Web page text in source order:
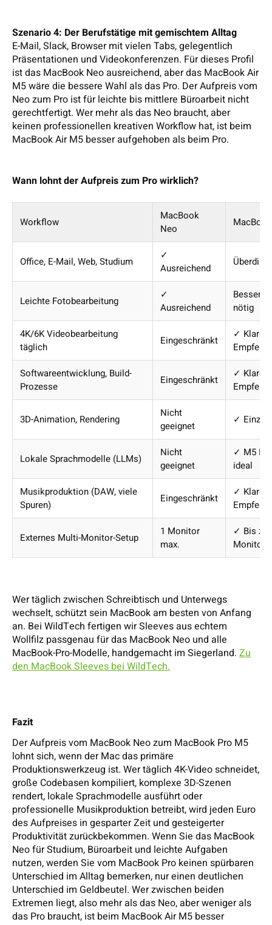
Szenario 4: Der Berufstätige mit gemischtem Alltag
E-Mail, Slack, Browser mit vielen Tabs, gelegentlich
Präsentationen und Videokonferenzen. Für dieses Profil
ist das MacBook Neo ausreichend, aber das MacBook Air
M5 wäre die bessere Wahl als das Pro. Der Aufpreis vom
Neo zum Pro ist für leichte bis mittlere Büroarbeit nicht
gerechtfertigt. Wer mehr als das Neo braucht, aber
keinen professionellen kreativen Workflow hat, ist beim
MacBook Air M5 besser aufgehoben als beim Pro.
Wann lohnt der Aufpreis zum Pro wirklich?
Workflow
MacBook
Neo
Office, E-Mail, Web, Studium
✓
Ausreichend
Leichte Fotobearbeitung
✓
Ausreichend
Besser,
nötig
4K/6K Videobearbeitung
täglich
Eingeschränkt
✓ Klare
Softwareentwicklung, Build-
Prozesse
Eingeschränkt
✓ Klare
3D-Animation, Rendering
Nicht
geeignet
✓
Lokale Sprachmodelle (LLMs)
Nicht
geeignet
✓ M5
ideal
Musikproduktion (DAW, viele
Spuren)
Eingeschränkt
✓ Klare
Externes Multi-Monitor-Setup
1 Monitor
max.
✓ Bis zu
Monitore
Wer täglich zwischen Schreibtisch und Unterwegs
wechselt, schützt sein MacBook am besten von Anfang
an. Bei WildTech fertigen wir Sleeves aus echtem
Wollfilz passgenau für das MacBook Neo und alle
MacBook-Pro-Modelle, handgemacht im Siegerland. Zu
den MacBook Sleeves bei WildTech.
Fazit
Der Aufpreis vom MacBook Neo zum MacBook Pro M5
lohnt sich, wenn der Mac das primäre
Produktionswerkzeug ist. Wer täglich 4K-Video schneidet,
große Codebasen kompiliert, komplexe 3D-Szenen
rendert, lokale Sprachmodelle ausführt oder
professionelle Musikproduktion betreibt, wird jeden Euro
des Aufpreises in gesparter Zeit und gesteigerter
Produktivität zurückbekommen. Wenn Sie das MacBook
Neo für Studium, Büroarbeit und leichte Aufgaben
nutzen, werden Sie vom MacBook Pro keinen spürbaren
Unterschied im Alltag bemerken, nur einen deutlichen
Unterschied im Geldbeutel. Wer zwischen beiden
Extremen liegt, also mehr als das Neo, aber weniger als
das Pro braucht, ist beim MacBook Air M5 besser